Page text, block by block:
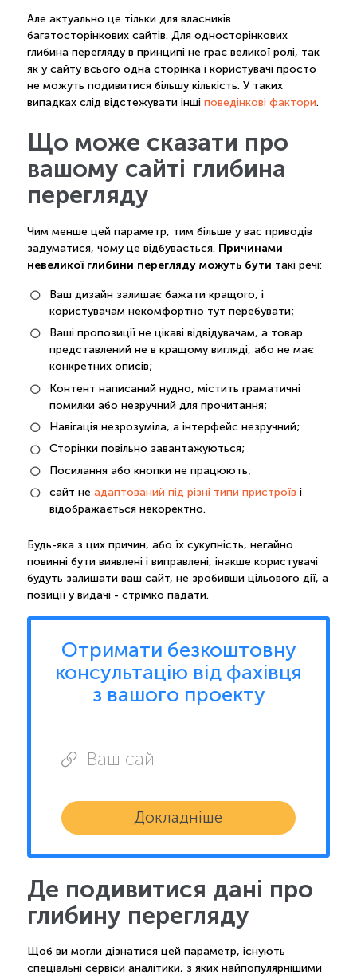
Але актуально це тільки для власників
багатосторінкових сайтів. Для односторінкових
глибина перегляду в принципі не грає великої ролі, так
як у сайту всього одна сторінка і користувачі просто
не можуть подивитися більшу кількість. У таких
випадках слід відстежувати інші поведінкові фактори.
Що може сказати про
вашому сайті глибина
перегляду
Чим менше цей параметр, тим більше у вас приводів
задуматися, чому це відбувається. Причинами
невеликої глибини перегляду можуть бути такі речі:
Ваш дизайн залишає бажати кращого, і
користувачам некомфортно тут перебувати;
Ваші пропозиції не цікаві відвідувачам, а товар
представлений не в кращому вигляді, або не має
конкретних описів;
Контент написаний нудно, містить граматичні
помилки або незручний для прочитання;
Навігація незрозуміла, а інтерфейс незручний;
Сторінки повільно завантажуються;
Посилання або кнопки не працюють;
сайт не адаптований під різні типи пристроїв і
відображається некоректно.
Будь-яка з цих причин, або їх сукупність, негайно
повинні бути виявлені і виправлені, інакше користувачі
будуть залишати ваш сайт, не зробивши цільового дії, а
позиції у видачі - стрімко падати.
Отримати безкоштовну
консультацію від фахівця
з вашого проекту
Ваш сайт
Докладніше
Де подивитися дані про
глибину перегляду
Щоб ви могли дізнатися цей параметр, існують
спеціальні сервіси аналітики, з яких найпопулярнішими